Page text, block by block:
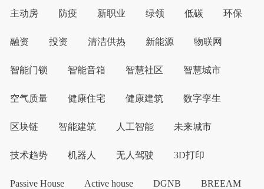
主动房 防疫 新职业 绿领 低碳 环保
融资 投资 清洁供热 新能源 物联网
智能门锁 智能音箱 智慧社区 智慧城市
空气质量 健康住宅 健康建筑 数字孪生
区块链 智能建筑 人工智能 未来城市
技术趋势 机器人 无人驾驶 3D打印
Passive House Active house DGNB BREEAM